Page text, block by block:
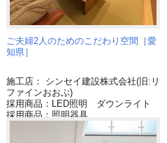
ご夫婦2人のためのこだわり空間［愛
知県］
施工店： シンセイ建設株式会社(旧:リ
ファインおおぶ)
採用商品：LED照明 ダウンライト
採用商品：照明器具
採用商品：床材 ベリティス